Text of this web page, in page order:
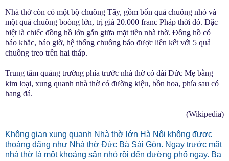
Nhà thờ còn có một bộ chuông Tây, gồm bốn quả chuông nhỏ và
một quả chuông boòng lớn, trị giá 20.000 franc Pháp thời đó. Đặc
biệt là chiếc đồng hồ lớn gắn giữa mặt tiền nhà thờ. Đồng hồ có
báo khắc, báo giờ, hệ thống chuông báo được liên kết với 5 quả
chuông treo trên hai tháp.
Trung tâm quảng trường phía trước nhà thờ có đài Đức Mẹ bằng
kim loại, xung quanh nhà thờ có đường kiệu, bồn hoa, phía sau có
hang đá.
(Wikipedia)
Không gian xung quanh Nhà thờ lớn Hà Nội không được
thoáng đãng như Nhà thờ Đức Bà Sài Gòn. Ngay trước mặt
nhà thờ là một khoảng sân nhỏ rồi đến đường phố ngay. Ba